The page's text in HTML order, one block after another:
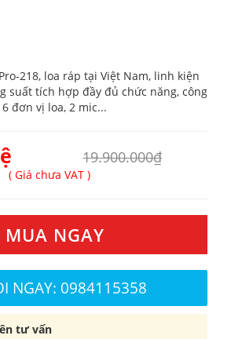
218, loa ráp tại Việt Nam, linh kiện
suất tích hợp đầy đủ chức năng, công
đơn vị loa, 2 mic...
19.900.000₫
( Giá chưa VAT )
MUA NGAY
NGAY: 0984115358
tư vấn